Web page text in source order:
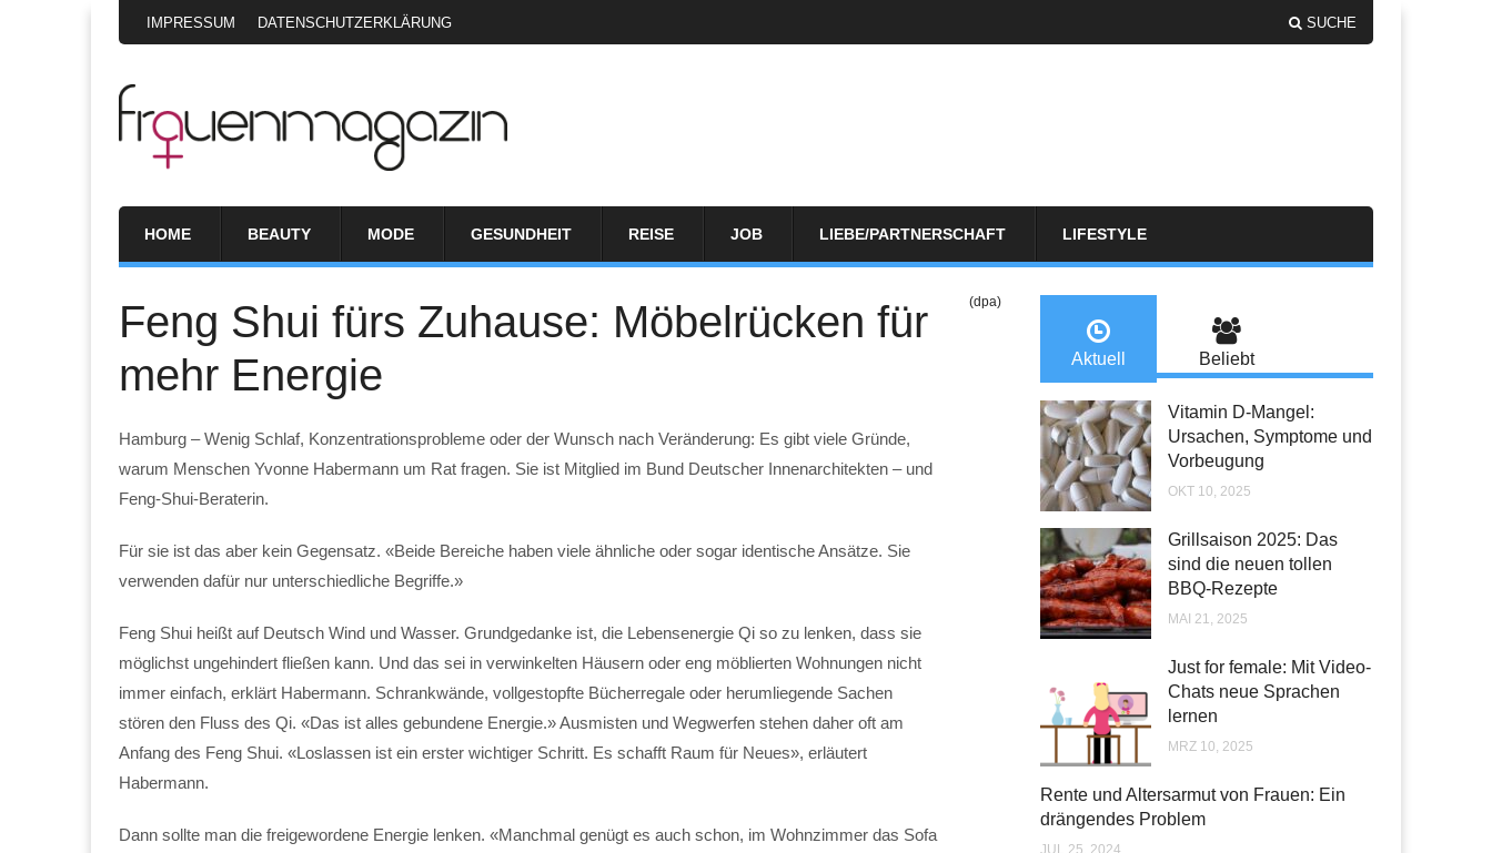
IMPRESSUM DATENSCHUTZERKLÄRUNG SUCHE
HOME BEAUTY MODE GESUNDHEIT REISE JOB LIEBE/PARTNERSCHAFT LIFESTYLE
Feng Shui fürs Zuhause: Möbelrücken für
mehr Energie
(dpa)
Hamburg – Wenig Schlaf, Konzentrationsprobleme oder der Wunsch nach Veränderung: Es gibt viele Gründe,
warum Menschen Yvonne Habermann um Rat fragen. Sie ist Mitglied im Bund Deutscher Innenarchitekten – und
Feng-Shui-Beraterin.
Für sie ist das aber kein Gegensatz. «Beide Bereiche haben viele ähnliche oder sogar identische Ansätze. Sie
verwenden dafür nur unterschiedliche Begriffe.»
Feng Shui heißt auf Deutsch Wind und Wasser. Grundgedanke ist, die Lebensenergie Qi so zu lenken, dass sie
möglichst ungehindert fließen kann. Und das sei in verwinkelten Häusern oder eng möblierten Wohnungen nicht
immer einfach, erklärt Habermann. Schrankwände, vollgestopfte Bücherregale oder herumliegende Sachen
stören den Fluss des Qi. «Das ist alles gebundene Energie.» Ausmisten und Wegwerfen stehen daher oft am
Anfang des Feng Shui. «Loslassen ist ein erster wichtiger Schritt. Es schafft Raum für Neues», erläutert
Habermann.
Dann sollte man die freigewordene Energie lenken. «Manchmal genügt es auch schon, im Wohnzimmer das Sofa
Aktuell Beliebt
Vitamin D-Mangel:
Ursachen, Symptome und
Vorbeugung
OKT 10, 2025
Grillsaison 2025: Das
sind die neuen tollen
BBQ-Rezepte
MAI 21, 2025
Just for female: Mit Video-
Chats neue Sprachen
lernen
MRZ 10, 2025
Rente und Altersarmut von Frauen: Ein
drängendes Problem
JUL 25, 2024